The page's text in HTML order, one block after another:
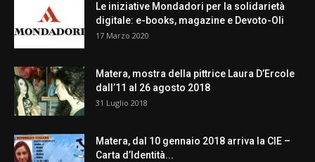
Le iniziative Mondadori per la solidarietà
digitale: e-books, magazine e Devoto-Oli
17 Marzo 2020
Matera, mostra della pittrice Laura D’Ercole
dall’11 al 26 agosto 2018
31 Luglio 2018
Matera, dal 10 gennaio 2018 arriva la CIE –
Carta d’Identità...